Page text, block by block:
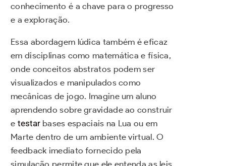
conhecimento é a chave para o progresso
e a exploração.
Essa abordagem lúdica também é eficaz
em disciplinas como matemática e física,
onde conceitos abstratos podem ser
visualizados e manipulados como
mecânicas de jogo. Imagine um aluno
aprendendo sobre gravidade ao construir
e testarbases espaciais na Lua ou em
Marte dentro de um ambiente virtual. O
feedback imediato fornecido pela
simulação permite que ele entenda as leis